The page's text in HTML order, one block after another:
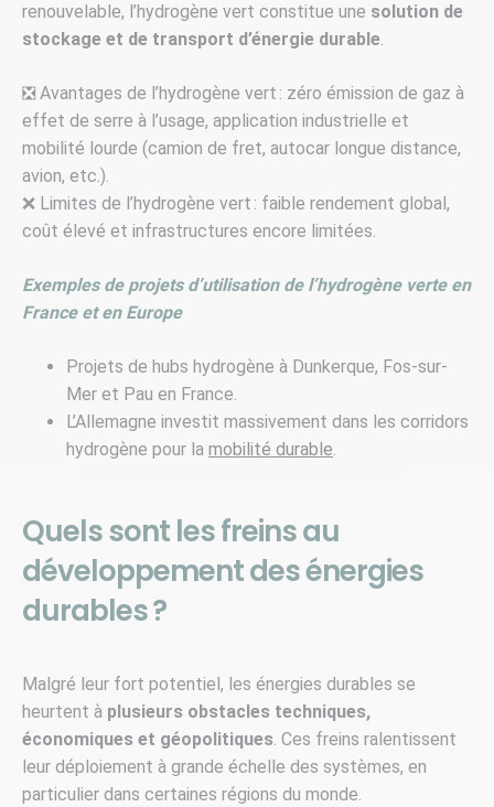
renouvelable, l’hydrogène vert constitue une solution de
stockage et de transport d’énergie durable.
❎ Avantages de l’hydrogène vert : zéro émission de gaz à
effet de serre à l’usage, application industrielle et
mobilité lourde (camion de fret, autocar longue distance,
avion, etc.).
❌ Limites de l’hydrogène vert : faible rendement global,
coût élevé et infrastructures encore limitées.
Exemples de projets d’utilisation de l’hydrogène verte en
France et en Europe
Projets de hubs hydrogène à Dunkerque, Fos-sur-
Mer et Pau en France.
L’Allemagne investit massivement dans les corridors
hydrogène pour la mobilité durable.
Quels sont les freins au
développement des énergies
durables ?
Malgré leur fort potentiel, les énergies durables se
heurtent à plusieurs obstacles techniques,
économiques et géopolitiques. Ces freins ralentissent
leur déploiement à grande échelle des systèmes, en
particulier dans certaines régions du monde.